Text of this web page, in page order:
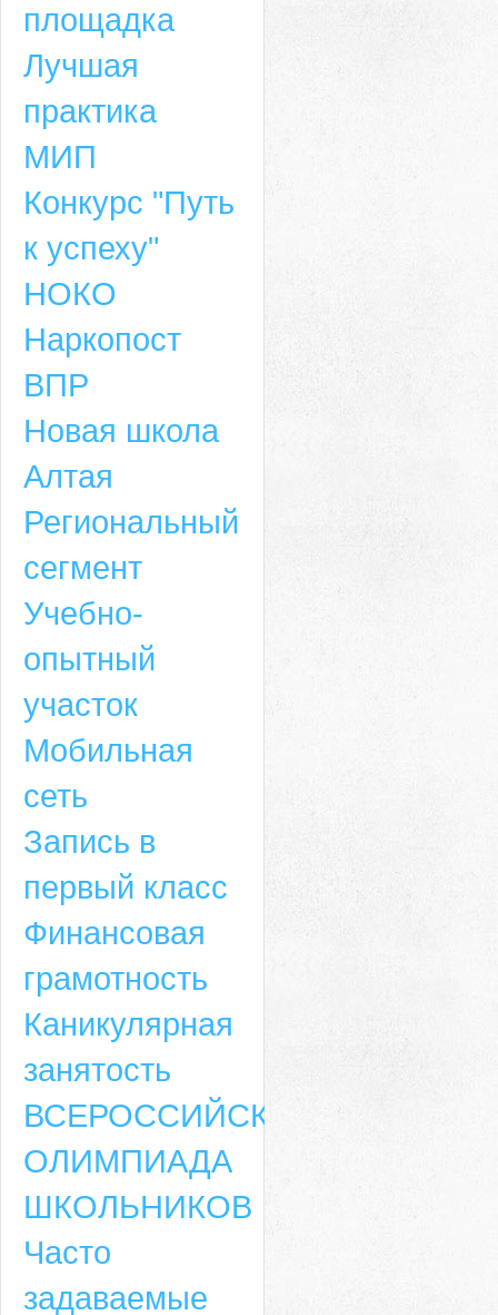
площадка
Лучшая
практика
МИП
Конкурс "Путь
к успеху"
НОКО
Наркопост
ВПР
Новая школа
Алтая
Региональный
сегмент
Учебно-
опытный
участок
Мобильная
сеть
Запись в
первый класс
Финансовая
грамотность
Каникулярная
занятость
ВСЕРОССИЙСКАЯ
ОЛИМПИАДА
ШКОЛЬНИКОВ
Часто
задаваемые